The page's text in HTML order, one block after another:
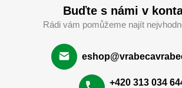
Buďte s námi v
Rádi vám pomůžeme najít
+420 313 034